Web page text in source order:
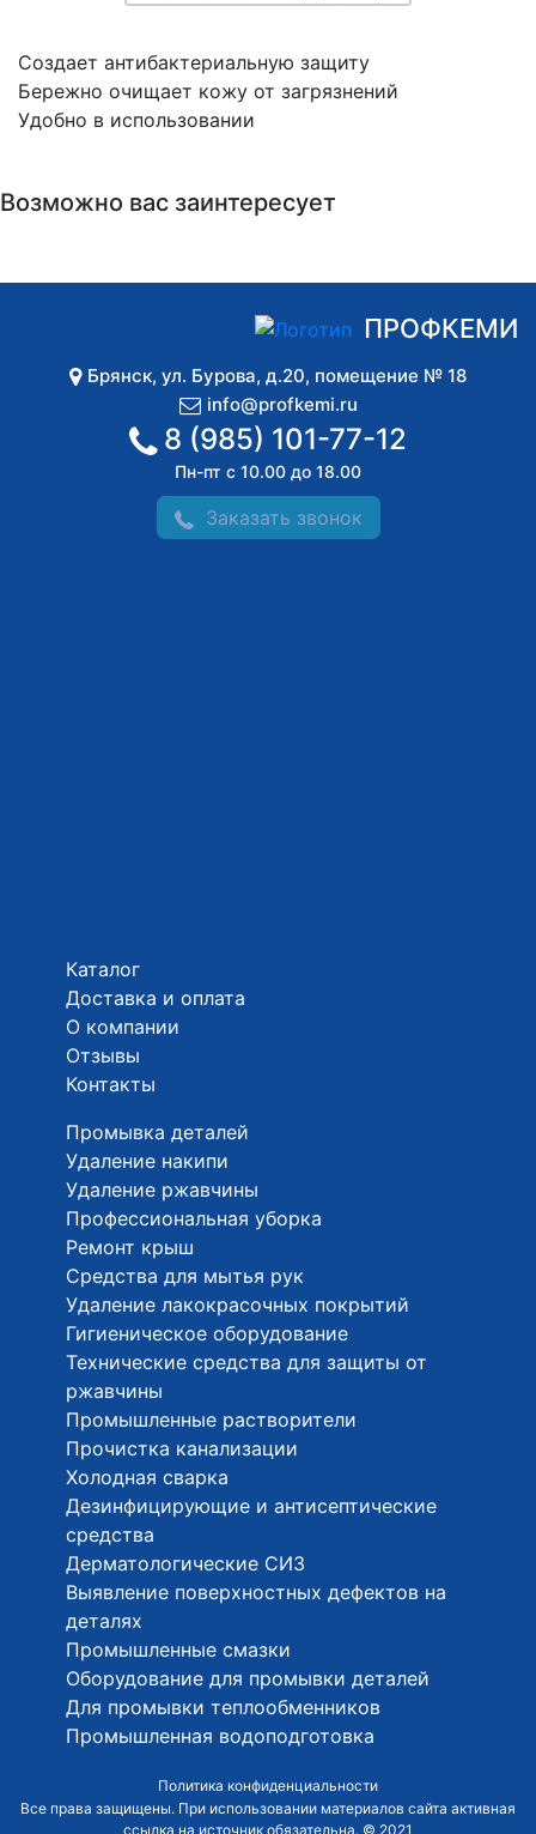
Создает антибактериальную защиту
Бережно очищает кожу от загрязнений
Удобно в использовании
Возможно вас заинтересует
ПРОФКЕМИ
Брянск, ул. Бурова, д.20, помещение № 18
info@profkemi.ru
8 (985) 101-77-12
Пн-пт с 10.00 до 18.00
Заказать звонок
Каталог
Доставка и оплата
О компании
Отзывы
Контакты
Промывка деталей
Удаление накипи
Удаление ржавчины
Профессиональная уборка
Ремонт крыш
Средства для мытья рук
Удаление лакокрасочных покрытий
Гигиеническое оборудование
Технические средства для защиты от
ржавчины
Промышленные растворители
Прочистка канализации
Холодная сварка
Дезинфицирующие и антисептические
средства
Дерматологические СИЗ
Выявление поверхностных дефектов на
деталях
Промышленные смазки
Оборудование для промывки деталей
Для промывки теплообменников
Промышленная водоподготовка
Политика конфиденциальности
Все права защищены. При использовании материалов сайта активная
ссылка на источник обязательна. © 2021